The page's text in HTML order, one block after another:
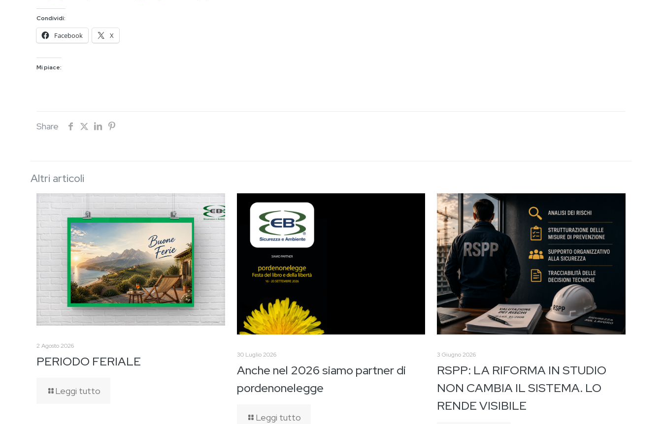
Condividi:
Facebook X
Mi piace:
Share
Altri articoli
2 Agosto 2026
PERIODO FERIALE
Leggi tutto
30 Luglio 2026
Anche nel 2026 siamo partner di
pordenonelegge
Leggi tutto
3 Giugno 2026
RSPP: LA RIFORMA IN STUDIO
NON CAMBIA IL SISTEMA. LO
RENDE VISIBILE